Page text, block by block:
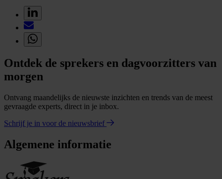
Ontdek de sprekers en dagvoorzitters van
morgen
Ontvang maandelijks de nieuwste inzichten en trends van de meest
gevraagde experts, direct in je inbox.
Schrijf je in voor de nieuwsbrief
Algemene informatie